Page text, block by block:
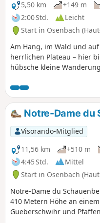
5,50 km
+149 m
2:00 Std.
Leicht
Start in Osenbach
Am Hang, im Wald und
herrlichen Plateau – hier
hübsche kleine
Frühling sind die Wiesen
Hochebene mit
übersät und bieten ein Bild
Schönheit und
Notre-Dame du
Visorando-Mitglied
11,56 km
+510 m
4:45 Std.
Mittel
Start in Osenbach
Notre-Dame du
410 Metern Höhe an
Gueberschwihr und